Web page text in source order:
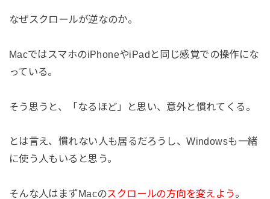
なぜスクロールが逆なのか。
MacではスマホのiPhoneやiPadと同じ感覚での操作にな
っている。
そう思うと、「なるほど」と思い、意外と慣れてくる。
とは言え、慣れない人も居るだろうし、Windowsも一緒
に使う人もいると思う。
そんな人はまずMacのスクロールの方向を変えよう。